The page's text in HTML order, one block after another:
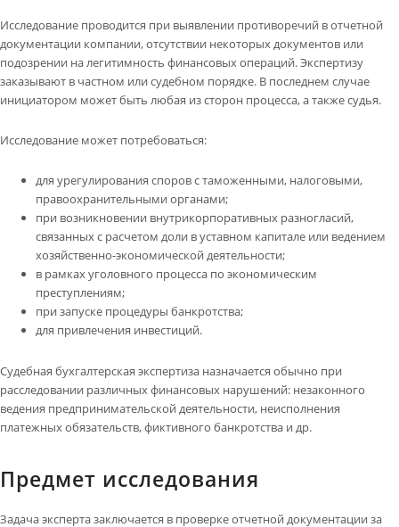
Исследование проводится при выявлении противоречий в отчетной
документации компании, отсутствии некоторых документов или
подозрении на легитимность финансовых операций. Экспертизу
заказывают в частном или судебном порядке. В последнем случае
инициатором может быть любая из сторон процесса, а также судья.
Исследование может потребоваться:
для урегулирования споров с таможенными, налоговыми,
правоохранительными органами;
при возникновении внутрикорпоративных разногласий,
связанных с расчетом доли в уставном капитале или ведением
хозяйственно-экономической деятельности;
в рамках уголовного процесса по экономическим
преступлениям;
при запуске процедуры банкротства;
для привлечения инвестиций.
Судебная бухгалтерская экспертиза назначается обычно при
расследовании различных финансовых нарушений: незаконного
ведения предпринимательской деятельности, неисполнения
платежных обязательств, фиктивного банкротства и др.
Предмет исследования
Задача эксперта заключается в проверке отчетной документации за